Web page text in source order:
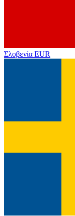
Σλοβενία EUR